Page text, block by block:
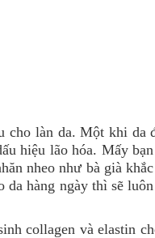
cho làn da. Một khi da
hiệu lão hóa. Mấy
nheo như bà già
da hàng ngày thì sẽ
collagen và elastin